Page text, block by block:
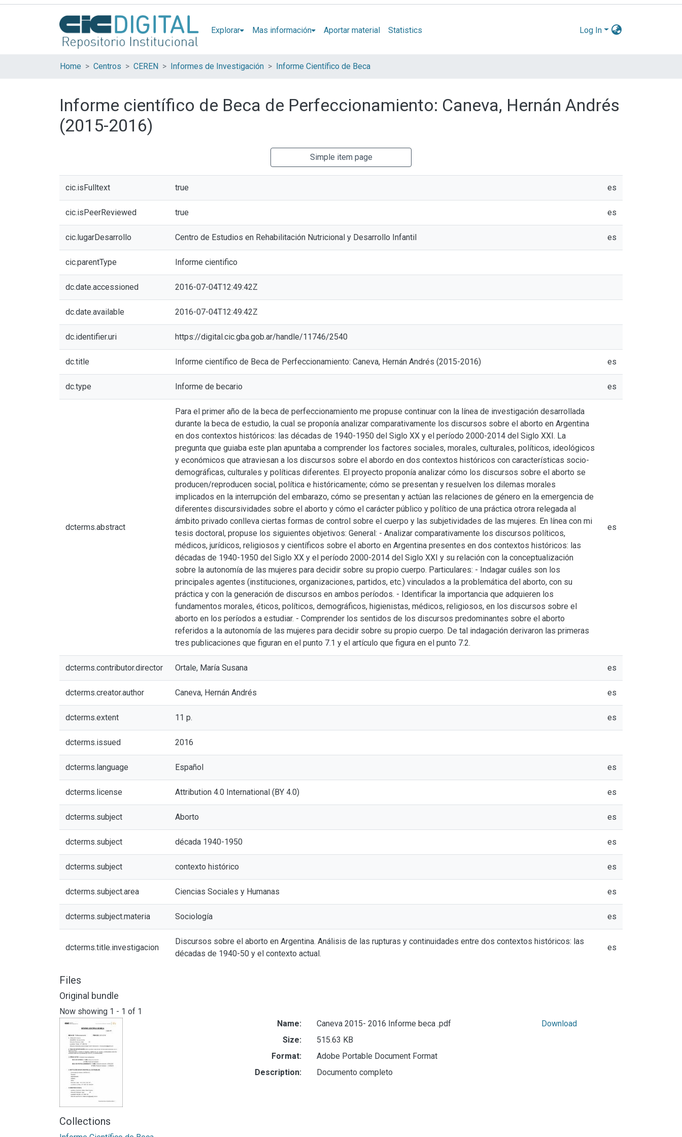
Explorar Mas información Aportar material Statistics Log In
Home Centros CEREN Informes de Investigación Informe Científico de Beca
Informe científico de Beca de Perfeccionamiento: Caneva, Hernán Andrés
(2015-2016)
Simple item page
cic.isFulltext true es
cic.isPeerReviewed true es
cic.lugarDesarrollo Centro de Estudios en Rehabilitación Nutricional y Desarrollo Infantil es
cic.parentType Informe cientifico
dc.date.accessioned 2016-07-04T12:49:42Z
dc.date.available 2016-07-04T12:49:42Z
dc.identifier.uri https://digital.cic.gba.gob.ar/handle/11746/2540
dc.title Informe científico de Beca de Perfeccionamiento: Caneva, Hernán Andrés (2015-2016) es
dc.type Informe de becario es
dcterms.abstract
Para el primer año de la beca de perfeccionamiento me propuse continuar con la línea de investigación desarrollada
durante la beca de estudio, la cual se proponía analizar comparativamente los discursos sobre el aborto en Argentina
en dos contextos históricos: las décadas de 1940-1950 del Siglo XX y el período 2000-2014 del Siglo XXI. La
pregunta que guiaba este plan apuntaba a comprender los factores sociales, morales, culturales, políticos, ideológicos
y económicos que atraviesan a los discursos sobre el abordo en dos contextos históricos con características socio-
demográficas, culturales y políticas diferentes. El proyecto proponía analizar cómo los discursos sobre el aborto se
producen/reproducen social, política e históricamente; cómo se presentan y resuelven los dilemas morales
implicados en la interrupción del embarazo, cómo se presentan y actúan las relaciones de género en la emergencia de
diferentes discursividades sobre el aborto y cómo el carácter público y político de una práctica otrora relegada al
ámbito privado conlleva ciertas formas de control sobre el cuerpo y las subjetividades de las mujeres. En línea con mi
tesis doctoral, propuse los siguientes objetivos: General: - Analizar comparativamente los discursos políticos,
médicos, jurídicos, religiosos y científicos sobre el aborto en Argentina presentes en dos contextos históricos: las
décadas de 1940-1950 del Siglo XX y el período 2000-2014 del Siglo XXI y su relación con la conceptualización
sobre la autonomía de las mujeres para decidir sobre su propio cuerpo. Particulares: - Indagar cuáles son los
principales agentes (instituciones, organizaciones, partidos, etc.) vinculados a la problemática del aborto, con su
práctica y con la generación de discursos en ambos períodos. - Identificar la importancia que adquieren los
fundamentos morales, éticos, políticos, demográficos, higienistas, médicos, religiosos, en los discursos sobre el
aborto en los períodos a estudiar. - Comprender los sentidos de los discursos predominantes sobre el aborto
referidos a la autonomía de las mujeres para decidir sobre su propio cuerpo. De tal indagación derivaron las primeras
tres publicaciones que figuran en el punto 7.1 y el artículo que figura en el punto 7.2.
es
dcterms.contributor.director Ortale, María Susana es
dcterms.creator.author Caneva, Hernán Andrés es
dcterms.extent 11 p. es
dcterms.issued 2016
dcterms.language Español es
dcterms.license Attribution 4.0 International (BY 4.0) es
dcterms.subject Aborto es
dcterms.subject década 1940-1950 es
dcterms.subject contexto histórico es
dcterms.subject.area Ciencias Sociales y Humanas es
dcterms.subject.materia Sociología es
dcterms.title.investigacion
Discursos sobre el aborto en Argentina. Análisis de las rupturas y continuidades entre dos contextos históricos: las
décadas de 1940-50 y el contexto actual.
es
Files
Original bundle
Now showing 1 - 1 of 1
Name:
Caneva 2015- 2016 Informe beca .pdf
Size:
515.63 KB
Format:
Adobe Portable Document Format
Description:
Documento completo
Download
Collections